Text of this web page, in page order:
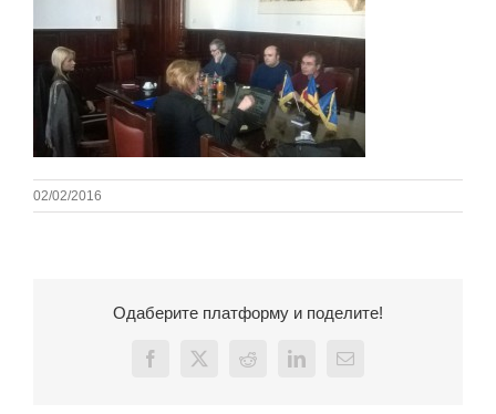
02/02/2016
Одаберите платформу и поделите!
Facebook
X Reddit LinkedInEmail